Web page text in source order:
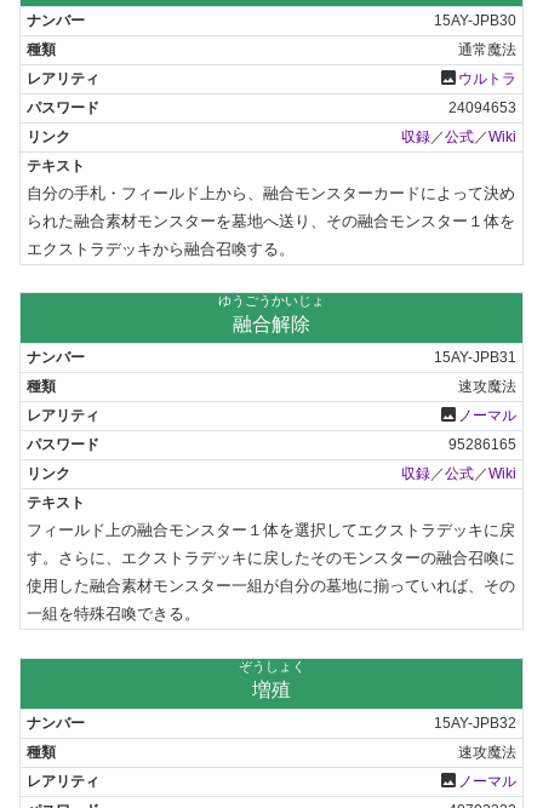
15AY-JPB30
通常魔法
photo ウルトラ
24094653
収録／公式／Wiki
自分の手札・フィールド上から、融合モンスターカードによって決め
られた融合素材モンスターを墓地へ送り、その融合モンスター１体を
エクストラデッキから融合召喚する。
ゆうごうかいじょ
融合解除
15AY-JPB31
速攻魔法
photo ノーマル
95286165
収録／公式／Wiki
フィールド上の融合モンスター１体を選択してエクストラデッキに戻
す。さらに、エクストラデッキに戻したそのモンスターの融合召喚に
使用した融合素材モンスター一組が自分の墓地に揃っていれば、その
一組を特殊召喚できる。
ぞうしょく
増殖
15AY-JPB32
速攻魔法
photo ノーマル